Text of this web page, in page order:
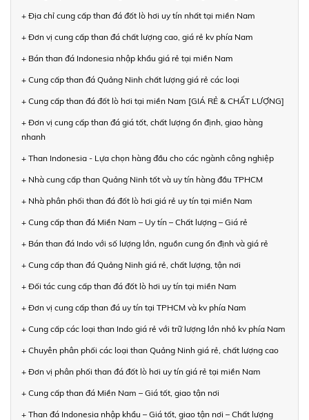
+ Địa chỉ cung cấp than đá đốt lò hơi uy tín nhất tại miền Nam
+ Đơn vị cung cấp than đá chất lượng cao, giá rẻ kv phía Nam
+ Bán than đá Indonesia nhập khẩu giá rẻ tại miền Nam
+ Cung cấp than đá Quảng Ninh chất lượng giá rẻ các loại
+ Cung cấp than đá đốt lò hơi tại miền Nam [GIÁ RẺ & CHẤT LƯỢNG]
+ Đơn vị cung cấp than đá giá tốt, chất lượng ổn định, giao hàng
nhanh
+ Than Indonesia - Lựa chọn hàng đầu cho các ngành công nghiệp
+ Nhà cung cấp than Quảng Ninh tốt và uy tín hàng đầu TPHCM
+ Nhà phân phối than đá đốt lò hơi giá rẻ uy tín tại miền Nam
+ Cung cấp than đá Miền Nam – Uy tín – Chất lượng – Giá rẻ
+ Bán than đá Indo với số lượng lớn, nguồn cung ổn định và giá rẻ
+ Cung cấp than đá Quảng Ninh giá rẻ, chất lượng, tận nơi
+ Đối tác cung cấp than đá đốt lò hơi uy tín tại miền Nam
+ Đơn vị cung cấp than đá uy tín tại TPHCM và kv phía Nam
+ Cung cấp các loại than Indo giá rẻ với trữ lượng lớn nhỏ kv phía Nam
+ Chuyên phân phối các loại than Quảng Ninh giá rẻ, chất lượng cao
+ Đơn vị phân phối than đá đốt lò hơi uy tín giá rẻ tại miền Nam
+ Cung cấp than đá Miền Nam – Giá tốt, giao tận nơi
+ Than đá Indonesia nhập khẩu – Giá tốt, giao tận nơi – Chất lượng